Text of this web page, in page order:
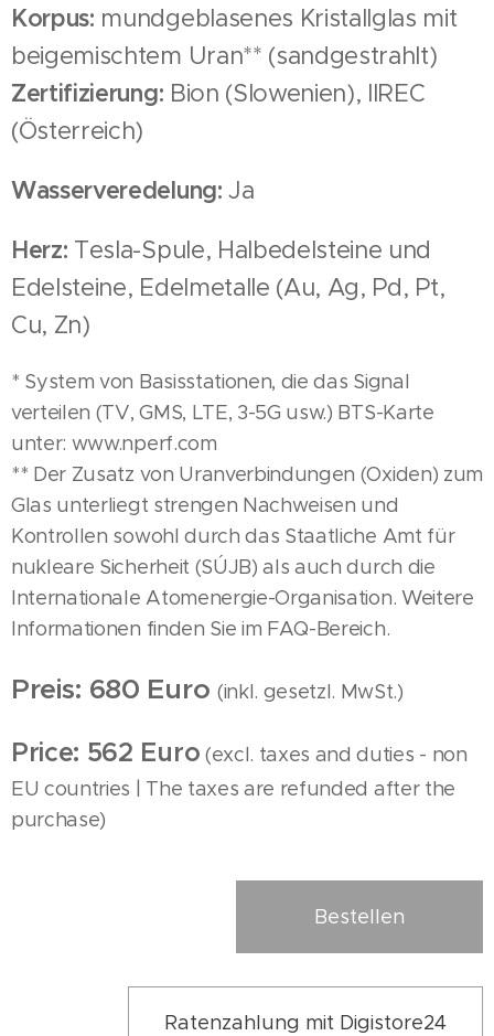
Korpus: mundgeblasenes Kristallglas mit
beigemischtem Uran** (sandgestrahlt)
Zertifizierung: Bion (Slowenien), IIREC
(Österreich)
Wasserveredelung: Ja
Herz: Tesla-Spule, Halbedelsteine und
Edelsteine, Edelmetalle (Au, Ag, Pd, Pt,
Cu, Zn)
* System von Basisstationen, die das Signal
verteilen (TV, GMS, LTE, 3-5G usw.) BTS-Karte
unter: www.nperf.com
** Der Zusatz von Uranverbindungen (Oxiden) zum
Glas unterliegt strengen Nachweisen und
Kontrollen sowohl durch das Staatliche Amt für
nukleare Sicherheit (SÚJB) als auch durch die
Internationale Atomenergie-Organisation. Weitere
Informationen finden Sie im FAQ-Bereich.
Preis: 680 Euro (inkl. gesetzl. MwSt.)
Price: 562 Euro (excl. taxes and duties - non
EU countries | The taxes are refunded after the
purchase)
Bestellen
Ratenzahlung mit Digistore24